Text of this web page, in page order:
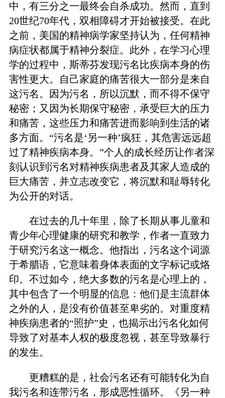
中，有三分之一最终会自杀成功。然而，直到
20世纪70年代，双相障碍才开始被接受。在此
之前，美国的精神病学家坚持认为，任何精神
病症状都属于精神分裂症。此外，在学习心理
学的过程中，斯蒂芬发现污名比疾病本身的伤
害性更大。自己家庭的痛苦很大一部分是来自
这污名。因为污名，所以沉默，而不得不保守
秘密；又因为长期保守秘密，承受巨大的压力
和痛苦，这些压力和痛苦进而影响到生活的诸
多方面。“污名是‘另一种’疯狂，其危害远远超
过了精神疾病本身。”个人的成长经历让作者深
刻认识到污名对精神疾病患者及其家人造成的
巨大痛苦，并立志改变它，将沉默和耻辱转化
为公开的对话。
在过去的几十年里，除了长期从事儿童和
青少年心理健康的研究和教学，作者一直致力
于研究污名这一概念。他指出，污名这个词源
于希腊语，它意味着身体表面的文字标记或烙
印。不过如今，绝大多数的污名是心理上的，
其中包含了一个明显的信息：他们是主流群体
之外的人，是没有价值甚至卑劣的。对重度精
神疾病患者的“照护”史，也揭示出污名化如何
导致了对基本人权的极度忽视，甚至导致暴行
的发生。
更糟糕的是，社会污名还有可能转化为自
我污名和连带污名，形成恶性循环。《另一种